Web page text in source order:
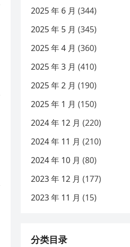
2025 年 6 月 (344)
2025 年 5 月 (345)
2025 年 4 月 (360)
2025 年 3 月 (410)
2025 年 2 月 (190)
2025 年 1 月 (150)
2024 年 12 月 (220)
2024 年 11 月 (210)
2024 年 10 月 (80)
2023 年 12 月 (177)
2023 年 11 月 (15)
分类目录